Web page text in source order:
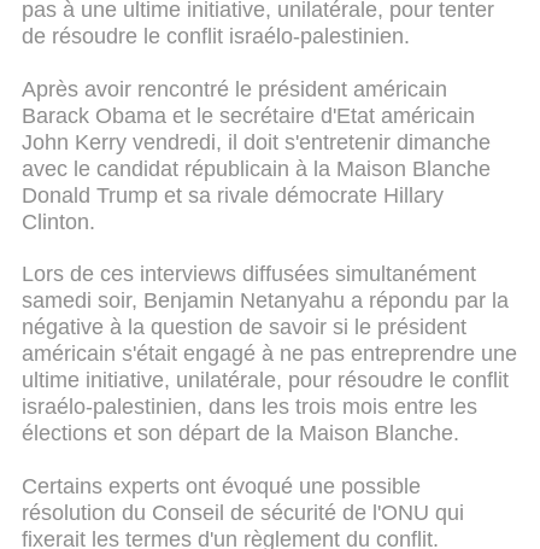
pas à une ultime initiative, unilatérale, pour tenter
de résoudre le conflit israélo-palestinien.
Après avoir rencontré le président américain
Barack Obama et le secrétaire d'Etat américain
John Kerry vendredi, il doit s'entretenir dimanche
avec le candidat républicain à la Maison Blanche
Donald Trump et sa rivale démocrate Hillary
Clinton.
Lors de ces interviews diffusées simultanément
samedi soir, Benjamin Netanyahu a répondu par la
négative à la question de savoir si le président
américain s'était engagé à ne pas entreprendre une
ultime initiative, unilatérale, pour résoudre le conflit
israélo-palestinien, dans les trois mois entre les
élections et son départ de la Maison Blanche.
Certains experts ont évoqué une possible
résolution du Conseil de sécurité de l'ONU qui
fixerait les termes d'un règlement du conflit.